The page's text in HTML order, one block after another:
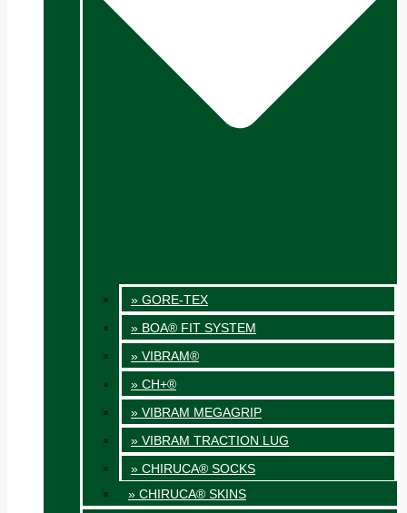
» GORE-TEX
» BOA® FIT SYSTEM
» VIBRAM®
» CH+®
» VIBRAM MEGAGRIP
» VIBRAM TRACTION LUG
» CHIRUCA® SOCKS
» CHIRUCA® SKINS